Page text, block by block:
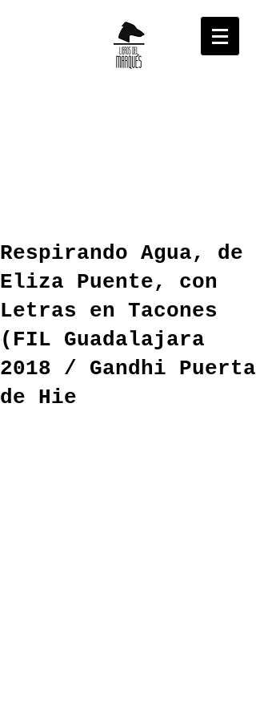
Respirando Agua, de
Eliza Puente, con
Letras en Tacones
(FIL Guadalajara
2018 / Gandhi Puerta
de Hie